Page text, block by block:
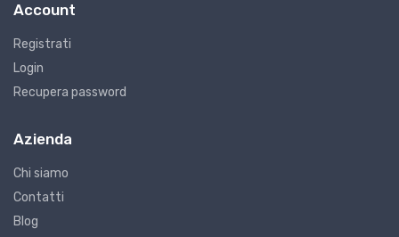
Account
Registrati
Login
Recupera password
Azienda
Chi siamo
Contatti
Blog